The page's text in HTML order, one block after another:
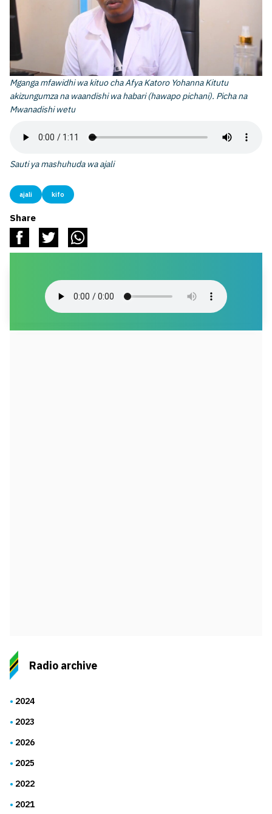
Mganga mfawidhi wa kituo cha Afya Katoro Yohanna Kitutu
akizungumza na waandishi wa habari (hawapo pichani). Picha na
Mwanadishi wetu
Sauti ya mashuhuda wa ajali
ajali kifo
Share
Radio archive
2024
2023
2026
2025
2022
2021